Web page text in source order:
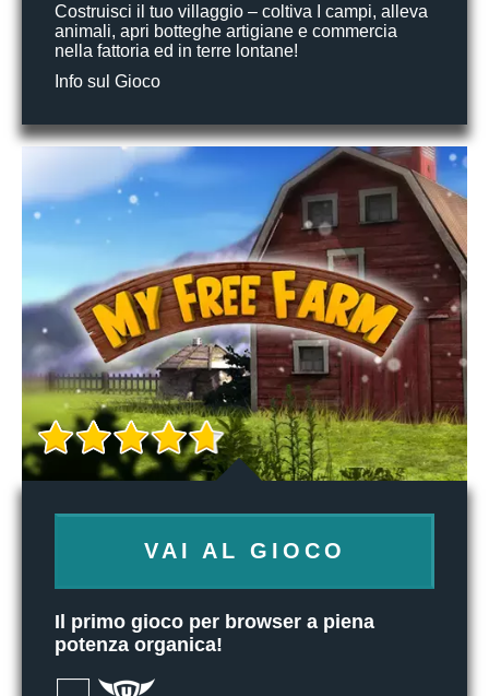
Costruisci il tuo villaggio – coltiva I campi, alleva
animali, apri botteghe artigiane e commercia
nella fattoria ed in terre lontane!
Info sul Gioco
VAI AL GIOCO
Il primo gioco per browser a piena
potenza organica!